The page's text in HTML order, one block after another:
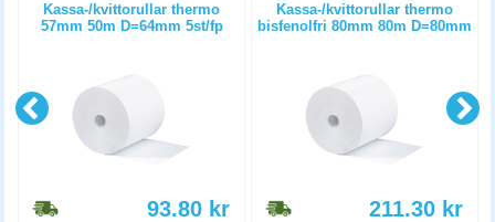
Kassa-/kvittorullar thermo
57mm 50m D=64mm 5st/fp
93.80 kr
Kassa-/kvittorullar thermo
bisfenolfri 80mm 80m D=80mm
211.30 kr